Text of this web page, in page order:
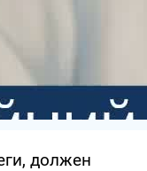
должен